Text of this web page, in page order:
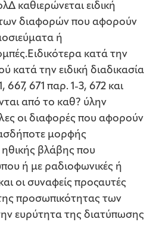
καθιερώνεται ειδική
των διαφορών που αφορούν
ή
κατά την
κατά την ειδική διαδικασία
671 παρ. 1-3, 672 και
από το καθ? ύλην
οι διαφορές που αφορούν
μορφής
ηθικής βλάβης που
ή με ραδιοφωνικές ή
οι συναφείς προςαυτές
προσωπικότητας των
ευρύτητα της διατύπωσης